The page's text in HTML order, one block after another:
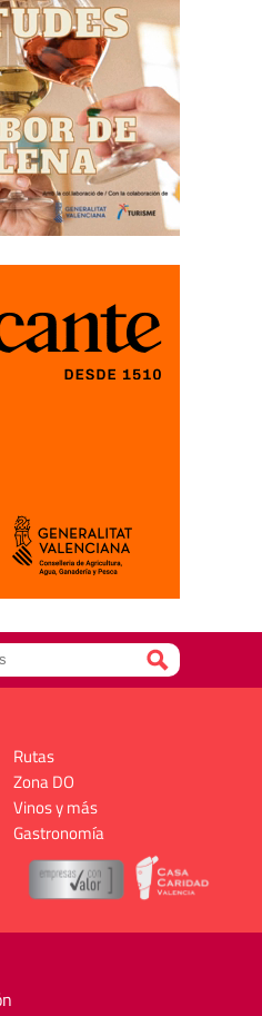
Rutas
Zona DO
Vinos y más
Gastronomía